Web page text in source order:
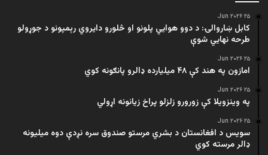
۲۵ Jun ۲۰۲۶
کابل ښاروالۍ: د دوو هوايي پلونو او څلورو دایروي رېمپونو د جوړولو
طرحه نهایي شوې
۲۵ Jun ۲۰۲۶
امازون په هند کې ۴۸ میلیارده ډالرو پانګونه کوي
۲۵ Jun ۲۰۲۶
په وینزویلا کې زورورو زلزلو پراخ زیانونه اړولي
۲۵ Jun ۲۰۲۶
سویس د افغانستان د بشري مرستو صندوق سره نږدې دوه میلیونه
ډالر مرسته کوي